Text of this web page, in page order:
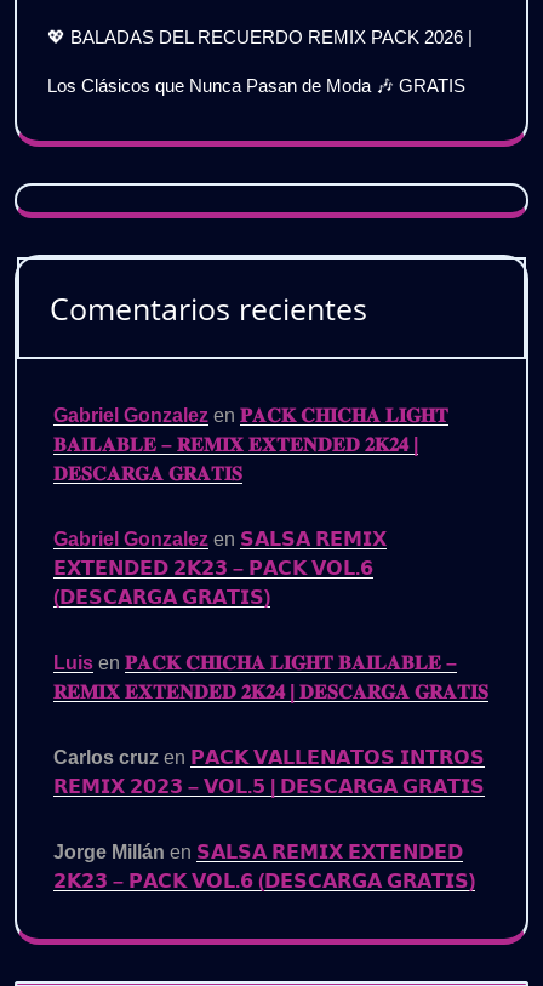
💖 BALADAS DEL RECUERDO REMIX PACK 2026 |
Los Clásicos que Nunca Pasan de Moda 🎶 GRATIS
Comentarios recientes
Gabriel Gonzalez en 𝐏𝐀𝐂𝐊 𝐂𝐇𝐈𝐂𝐇𝐀 𝐋𝐈𝐆𝐇𝐓
𝐁𝐀𝐈𝐋𝐀𝐁𝐋𝐄 – 𝐑𝐄𝐌𝐈𝐗 𝐄𝐗𝐓𝐄𝐍𝐃𝐄𝐃 𝟐𝐊𝟐𝟒 |
𝐃𝐄𝐒𝐂𝐀𝐑𝐆𝐀 𝐆𝐑𝐀𝐓𝐈𝐒
Gabriel Gonzalez en 𝗦𝗔𝗟𝗦𝗔 𝗥𝗘𝗠𝗜𝗫
𝗘𝗫𝗧𝗘𝗡𝗗𝗘𝗗 𝟮𝗞𝟮𝟯 – 𝗣𝗔𝗖𝗞 𝗩𝗢𝗟.𝟲
(𝗗𝗘𝗦𝗖𝗔𝗥𝗚𝗔 𝗚𝗥𝗔𝗧𝗜𝗦)
Luis en 𝐏𝐀𝐂𝐊 𝐂𝐇𝐈𝐂𝐇𝐀 𝐋𝐈𝐆𝐇𝐓 𝐁𝐀𝐈𝐋𝐀𝐁𝐋𝐄 –
𝐑𝐄𝐌𝐈𝐗 𝐄𝐗𝐓𝐄𝐍𝐃𝐄𝐃 𝟐𝐊𝟐𝟒 | 𝐃𝐄𝐒𝐂𝐀𝐑𝐆𝐀 𝐆𝐑𝐀𝐓𝐈𝐒
Carlos cruz en 𝗣𝗔𝗖𝗞 𝗩𝗔𝗟𝗟𝗘𝗡𝗔𝗧𝗢𝗦 𝗜𝗡𝗧𝗥𝗢𝗦
𝗥𝗘𝗠𝗜𝗫 𝟮𝟬𝟮𝟯 – 𝗩𝗢𝗟.𝟱 | 𝗗𝗘𝗦𝗖𝗔𝗥𝗚𝗔 𝗚𝗥𝗔𝗧𝗜𝗦
Jorge Millán en 𝗦𝗔𝗟𝗦𝗔 𝗥𝗘𝗠𝗜𝗫 𝗘𝗫𝗧𝗘𝗡𝗗𝗘𝗗
𝟮𝗞𝟮𝟯 – 𝗣𝗔𝗖𝗞 𝗩𝗢𝗟.𝟲 (𝗗𝗘𝗦𝗖𝗔𝗥𝗚𝗔 𝗚𝗥𝗔𝗧𝗜𝗦)